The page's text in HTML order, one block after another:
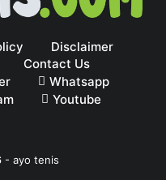
Disclaimer
Contact Us
Whatsapp
Youtube
- ayo tenis